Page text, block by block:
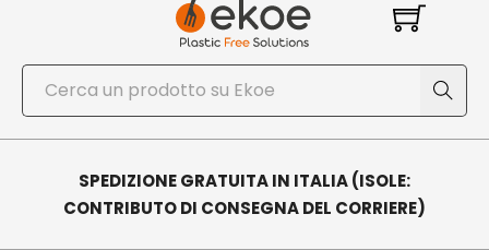
Cerca
SPEDIZIONE GRATUITA IN ITALIA (ISOLE:
CONTRIBUTO DI CONSEGNA DEL CORRIERE)